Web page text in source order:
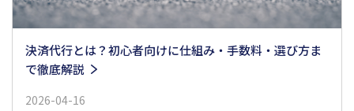
決済代行とは？初心者向けに仕組み・手数料・選び方ま
で徹底解説
2026-04-16